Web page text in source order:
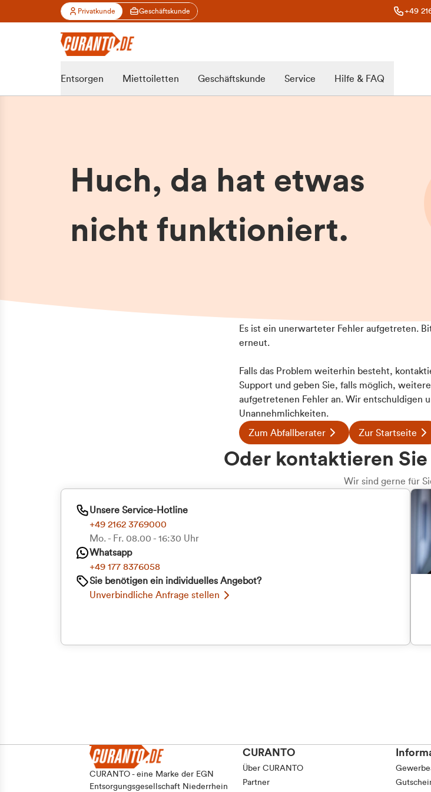
Privatkunde Geschäftskunde +49
Zu welcher
Kundengruppe
Entsorgen Miettoiletten Geschäftskunde Service Hilfe & FAQ
Huch, da hat etwas
nicht funktioniert.
Es ist ein unerwarteter Fehler aufgetreten.
erneut.
Falls das Problem weiterhin besteht,
Support und geben Sie, falls möglich,
aufgetretenen Fehler an. Wir entschuldigen
Unannehmlichkeiten.
Zum Abfallberater Zur Startseite
Oder kontaktieren
Wir sind gerne für
Unsere Service-Hotline
+49 2162 3769000
Mo. - Fr. 08.00 - 16:30 Uhr
Whatsapp
+49 177 8376058
Sie benötigen ein individuelles Angebot?
Unverbindliche Anfrage stellen
CURANTO - eine Marke der EGN
Entsorgungsgesellschaft Niederrhein
CURANTO
Über CURANTO
Partner